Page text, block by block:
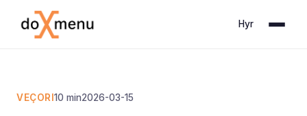
Hyr
VEÇORI 10 min2026-03-15